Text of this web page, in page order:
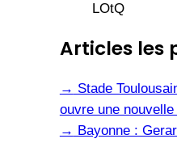
LOtQ
Articles les
→ Stade
ouvre une nouvelle
→ Bayonne :